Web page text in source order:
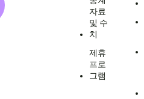
자료
및 수
치
제휴
프로
그램